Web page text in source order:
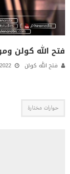
فتح الله كولن
فتح الله كولن
حوارات مختارة